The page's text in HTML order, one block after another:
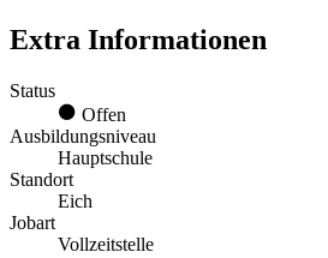
Extra Informationen
Status
Offen
Ausbildungsniveau
Hauptschule
Standort
Eich
Jobart
Vollzeitstelle